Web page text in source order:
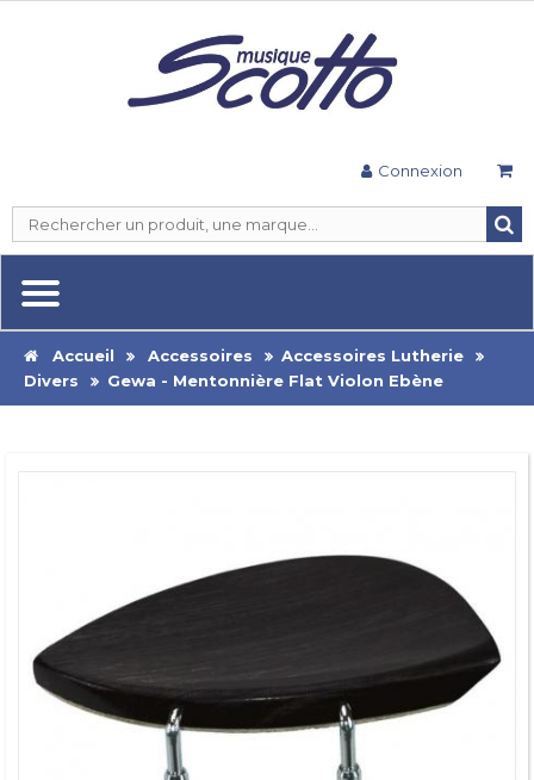
Connexion
Accueil Accessoires
Accessoires Lutherie
Divers
Gewa - Mentonnière Flat Violon Ebène